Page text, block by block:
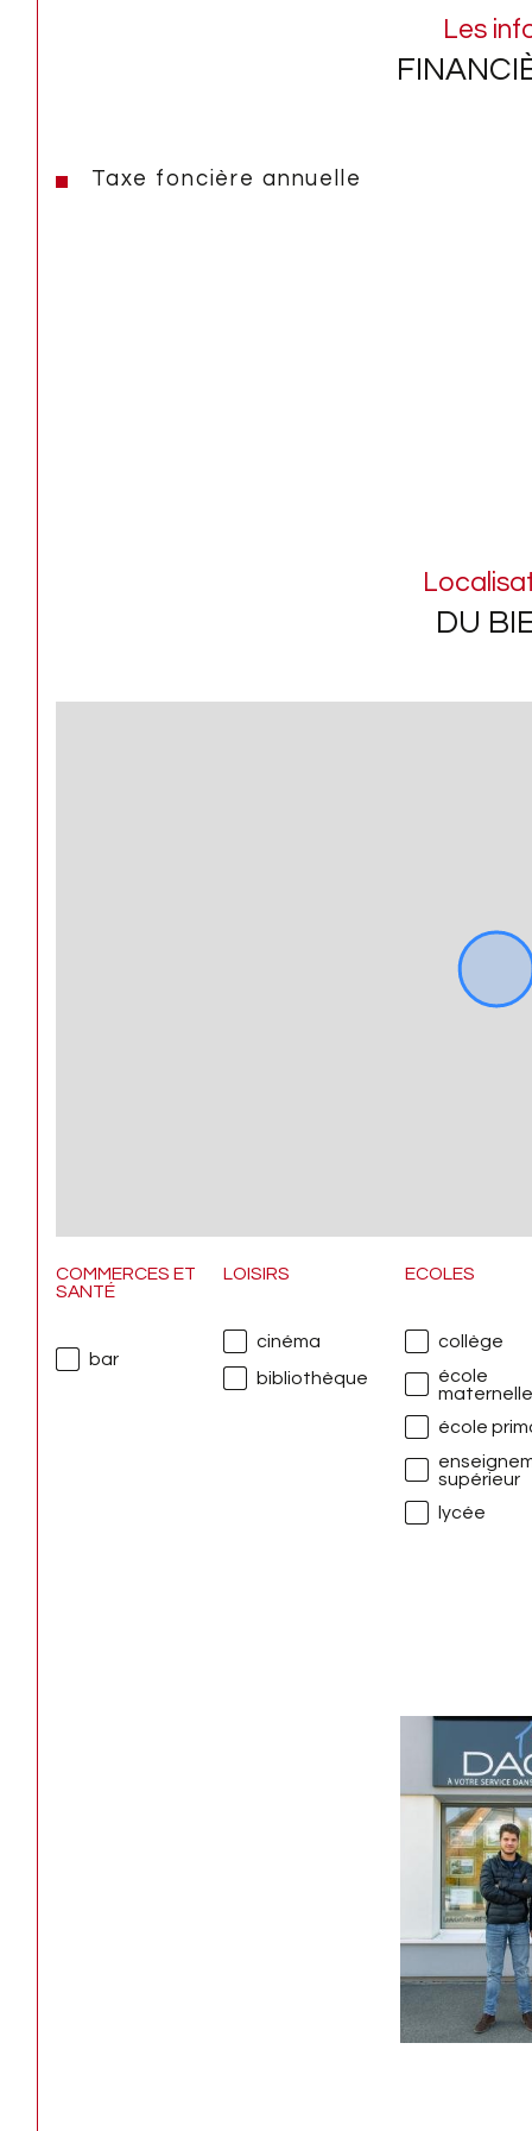
Les
Taxe foncière annuelle
DU
COMMERCES ET
SANTÉ
bar
LOISIRS
cinéma
bibliothèque
ECOLES
collège
école
maternelle
école
supérieur
lycée